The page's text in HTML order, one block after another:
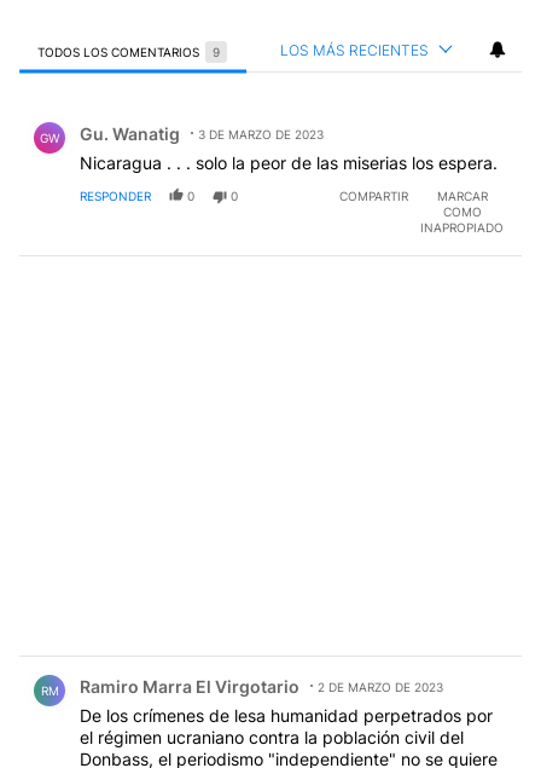
TODOS LOS COMENTARIOS 9 LOS MÁS RECIENTES
GW Gu. Wanatig 3 DE MARZO DE 2023
Nicaragua . . . solo la peor de las miserias los espera.
RESPONDER 0 0 COMPARTIR
MARCAR
COMO
INAPROPIADO
RM Ramiro Marra El Virgotario 2 DE MARZO DE 2023
De los crímenes de lesa humanidad perpetrados por
el régimen ucraniano contra la población civil del
Donbass, el periodismo "independiente" no se quiere